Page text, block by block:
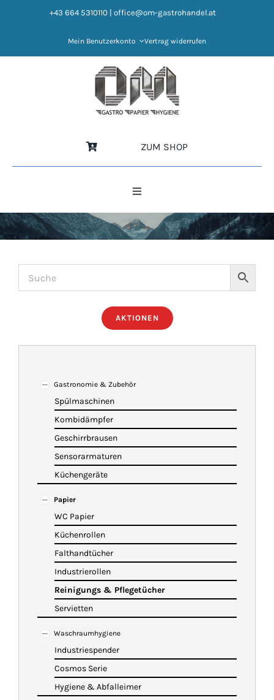
+43 664 5310110 office@om-gastrohandel.at
Mein Benutzerkonto Vertrag widerrufen
ZUM SHOP
Toggle
HOME
NEWS
IMBISSANHÄNGER
KATALOG
WARENKORB
AKTIONEN
Gastronomie & Zubehör
Spülmaschinen
Kombidämpfer
Geschirrbrausen
Sensorarmaturen
Küchengeräte
Papier
WC Papier
Küchenrollen
Falthandtücher
Industrierollen
Reinigungs & Pflegetücher
Servietten
Waschraumhygiene
Industriespender
Cosmos Serie
Hygiene & Abfalleimer